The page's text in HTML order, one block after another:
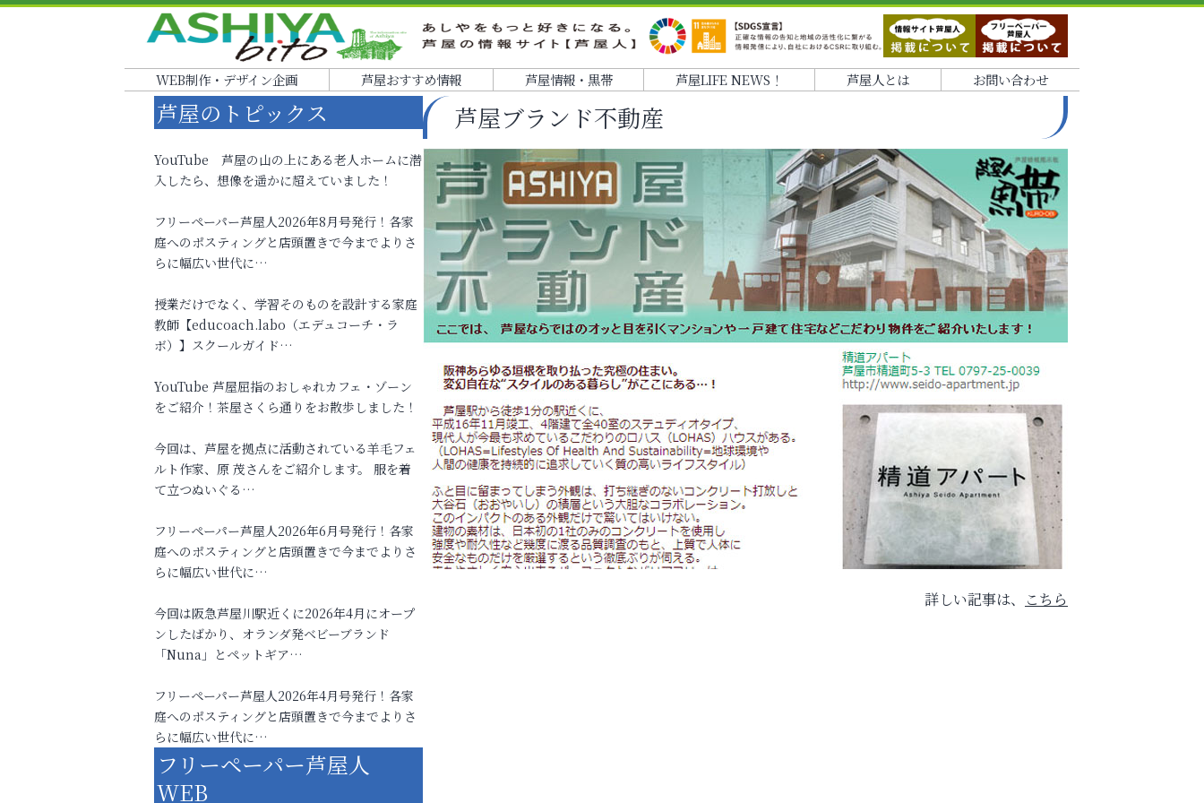
WEB制作・デザイン企画 芦屋おすすめ情報 芦屋情報・黒帯 芦屋LIFE NEWS！ 芦屋人とは お問い合わせ
芦屋ブランド不動産
詳しい記事は、 こちら
芦屋のトピックス
YouTube 芦屋の山の上にある老人ホームに潜
入したら、想像を遥かに超えていました！
フリーペーパー芦屋人2026年8月号発行！各家
庭へのポスティングと店頭置きで今までよりさ
らに幅広い世代に…
授業だけでなく、学習そのものを設計する家庭
教師【educoach.labo（エデュコーチ・ラ
ボ）】スクールガイド…
YouTube 芦屋屈指のおしゃれカフェ・ゾーン
をご紹介！茶屋さくら通りをお散歩しました！
今回は、芦屋を拠点に活動されている羊毛フェ
ルト作家、原 茂さんをご紹介します。 服を着
て立つぬいぐる…
フリーペーパー芦屋人2026年6月号発行！各家
庭へのポスティングと店頭置きで今までよりさ
らに幅広い世代に…
今回は阪急芦屋川駅近くに2026年4月にオープ
ンしたばかり、オランダ発ベビーブランド
「Nuna」とペットギア…
フリーペーパー芦屋人2026年4月号発行！各家
庭へのポスティングと店頭置きで今までよりさ
らに幅広い世代に…
フリーペーパー芦屋人
WEB